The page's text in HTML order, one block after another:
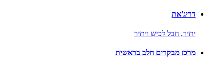
דריג'את
יתיר, חבל לכיש ויתיר
מרכז מבקרים חלב בראשית